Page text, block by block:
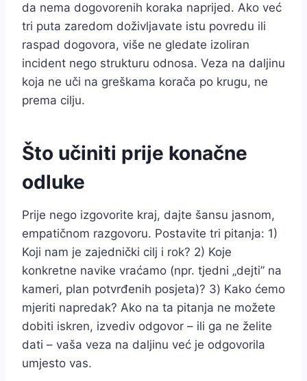
da nema dogovorenih koraka naprijed. Ako već
tri puta zaredom doživljavate istu povredu ili
raspad dogovora, više ne gledate izoliran
incident nego strukturu odnosa. Veza na daljinu
koja ne uči na greškama korača po krugu, ne
prema cilju.
Što učiniti prije konačne
odluke
Prije nego izgovorite kraj, dajte šansu jasnom,
empatičnom razgovoru. Postavite tri pitanja: 1)
Koji nam je zajednički cilj i rok? 2) Koje
konkretne navike vraćamo (npr. tjedni „dejti” na
kameri, plan potvrđenih posjeta)? 3) Kako ćemo
mjeriti napredak? Ako na ta pitanja ne možete
dobiti iskren, izvediv odgovor – ili ga ne želite
dati – vaša veza na daljinu već je odgovorila
umjesto vas.